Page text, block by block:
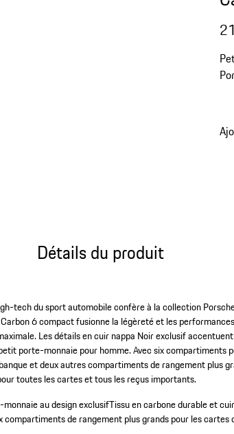
Détails du produit
tech du sport automobile confère à la collection
6 compact fusionne la légèreté et les
Les détails en cuir nappa Noir exclusif
porte-monnaie pour homme. Avec six compartiments
et deux autres compartiments de rangement plus
toutes les cartes et tous les reçus importants.
au design exclusifTissu en carbone durable et
compartiments de rangement plus grands pour les cartes